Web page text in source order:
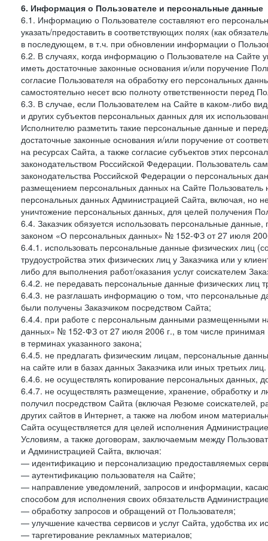
6. Информация о Пользователе и персональные данные
6.1. Информацию о Пользователе составляют его
указать/предоставить в соответствующих полях (как
в последующем, в т.ч. при обновлении информации о
6.2. В случаях, когда информацию о Пользователе на Сайте
иметь достаточные законные основания и/или поручение
согласие Пользователя на обработку его персональных
самостоятельно несет всю полноту ответственности перед
6.3. В случае, если Пользователем на Сайте в каком-либо
и других субъектов персональных данных для их
Исполнителю разметить такие персональные данные и
достаточные законные основания и/или поручение от
на ресурсах Сайта, а также согласие субъектов этих
законодательством Российской Федерации. Пользователь
законодательства Российской Федерации о персональных
размещением персональных данных на Сайте Пользователь
персональных данных Администрацией Сайта, включая, но
уничтожение персональных данных, для целей получения
6.4. Заказчик обязуется использовать персональные
законом «О персональных данных» № 152-ФЗ от 27 июля
6.4.1. использовать персональные данные физических лиц
трудоустройства этих физических лиц у Заказчика или у
либо для выполнения работ/оказания услуг соискателем
6.4.2. не передавать персональные данные физических лиц
6.4.3. не разглашать информацию о том, что персональные
были получены Заказчиком посредством Сайта;
6.4.4. при работе с персональным данными размещенными
данных» № 152-ФЗ от 27 июля 2006 г., в том числе принимая
в терминах указанного закона;
6.4.5. не предлагать физическим лицам, персональные
на сайте или в базах данных Заказчика или иных третьих лиц.
6.4.6. не осуществлять копирование персональных данных,
6.4.7. не осуществлять размещение, хранение, обработку и
получил посредством Сайта (включая Резюме
других сайтов в Интернет, а также на любом ином
Сайта осуществляется для целей исполнения
Условиям, а также договорам, заключаемым между
и Администрацией Сайта, включая:
— идентификацию и персонализацию предоставляемых
— аутентификацию пользователя на Сайте;
— направление уведомлений, запросов и информации,
способом для исполнения своих обязательств
— обработку запросов и обращений от Пользователя;
— улучшение качества сервисов и услуг Сайта, удобства их
— таргетирование рекламных материалов;